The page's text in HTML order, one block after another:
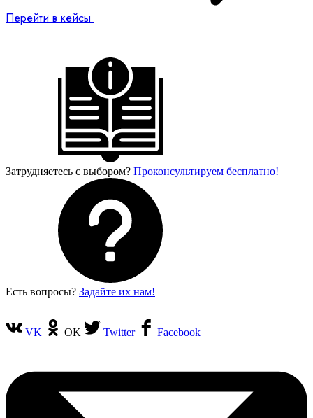
Перейти в кейсы
Затрудняетесь с выбором? Проконсультируем бесплатно!
Есть вопросы? Задайте их нам!
VK OK Twitter Facebook